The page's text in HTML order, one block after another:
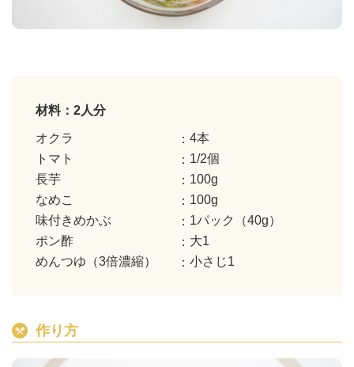
材料：2人分
オクラ
4本
トマト
1/2個
長芋
100g
なめこ
100g
味付きめかぶ
1パック（40g）
ポン酢
大1
めんつゆ（3倍濃縮）
小さじ1
作り方